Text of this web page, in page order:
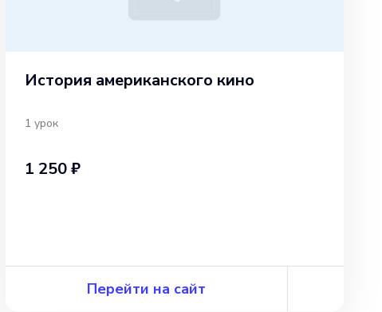
История американского кино
1 урок
1 250 ₽
Перейти на сайт